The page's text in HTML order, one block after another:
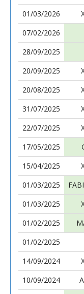
01/03/2026
07/02/2026
28/09/2025
20/09/2025
20/08/2025
31/07/2025
22/07/2025
17/05/2025
15/04/2025
01/03/2025
01/03/2025
01/02/2025
01/02/2025
14/09/2024
10/09/2024